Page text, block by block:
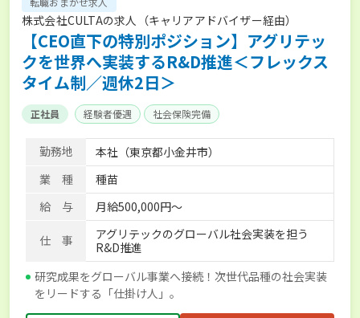
株式会社CULTAの求人（キャリアアドバイザー経由）
【CEO直下の特別ポジション】アグリテッ
クを世界へ実装するR&D推進＜フレックス
タイム制／週休2日＞
正社員 経験者優遇 社会保険完備
勤務地
本社（東京都小金井市）
業 種
種苗
給 与
月給500,000円～
仕 事
アグリテックのグローバル社会実装を担う
R&D推進
研究成果をグローバル事業へ接続！次世代品種の社会実装
をリードする「仕掛け人」。